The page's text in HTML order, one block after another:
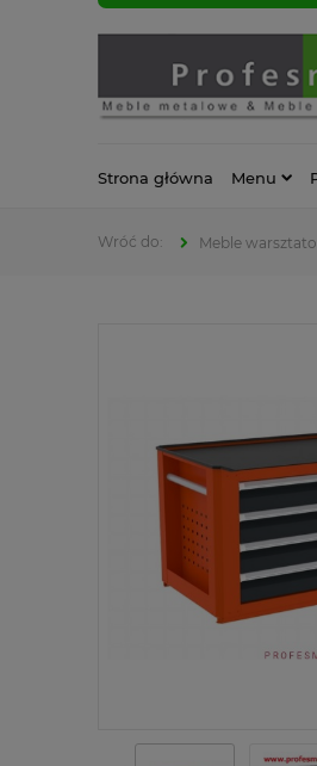
Strona główna Menu
Meble